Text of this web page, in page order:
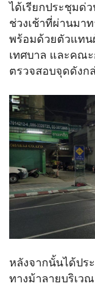
ได้เรียกประชุมด่
ช่วงเช้าที่ผ่านมา
พร้อมด้วยตัวแทน
เทศบาล และคณ
ตรวจสอบจุดดังก
หลังจากนั้นได้ปร
ทางม้าลายบริเว